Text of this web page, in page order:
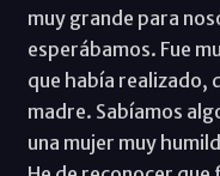
muy grande para
esperábamos. Fue
que había realizado,
madre. Sabíamos
una mujer muy